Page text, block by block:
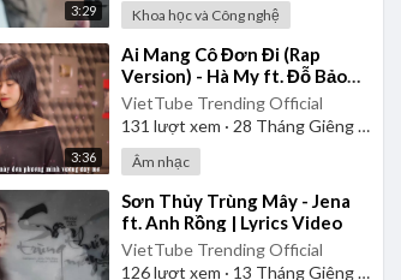
3:29 Khoa học và Công nghệ
3:36
⁣Ai Mang Cô Đơn Đi (Rap
Version) - Hà My ft. Đỗ Bảo
Lâm
VietTube Trending Official
131 lượt xem · 28 Tháng Giêng 2025
Âm nhạc
⁣Sơn Thủy Trùng Mây - Jena
ft. Anh Rồng | Lyrics Video
VietTube Trending Official
126lượt xem · 13 Tháng Giêng 2025